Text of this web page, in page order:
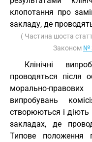
клопотання про
закладу, де
( Частина шоста
Законом №
Клінічні
проводяться після
морально-правових
випробувань
створюються і діють
закладах, де
Типове положення